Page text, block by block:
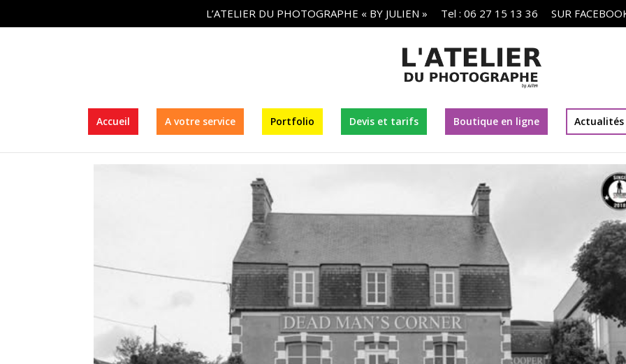
L’ATELIER DU PHOTOGRAPHE « BY JULIEN » Tel : 06 27 15 13 36 SUR
Accueil A votre service Portfolio Devis et tarifs Boutique en ligne Actualités